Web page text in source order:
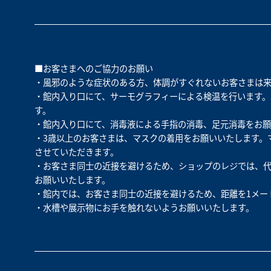
■お客さまへのご協力のお願い
・風邪のような症状のある方、体調がすぐれないお客さまは
・館内入り口にて、サーモグラフィーによる検温を行いま
す。
・館内入り口にて、消毒液による手指の消毒、足元消毒をお
・3歳以上のお客さまは、マスクの着用をお願いいたします
させていただきます。
・お客さま同士の近接を避けるため、ショップのレジでは
お願いいたします。
・館内では、お客さま同士の近接を避けるため、距離を1メ
・水槽や展示物にお手を触れないようお願いいたします。